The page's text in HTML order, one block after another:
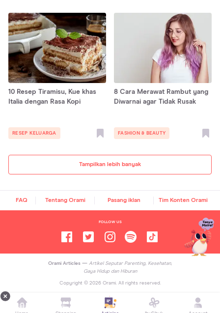
Tampilkan lebih banyak
10 Resep Tiramisu, Kue khas
Italia dengan Rasa Kopi
RESEP KELUARGA
8 Cara Merawat Rambut yang
Diwarnai agar Tidak Rusak
FASHION & BEAUTY
FAQ Tentang Orami Pasang iklan Tim Konten Orami
FOLLOW US
Orami Articles — Artikel Seputar Parenting, Kesehatan,
Gaya Hidup dan Hiburan
Copyright © 2026Orami. All rights reserved.